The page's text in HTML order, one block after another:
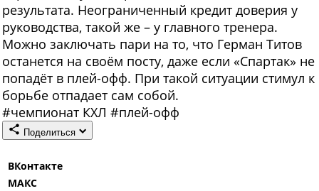
результата. Неограниченный кредит доверия у
руководства, такой же – у главного тренера.
Можно заключать пари на то, что Герман Титов
останется на своём посту, даже если «Спартак» не
попадёт в плей-офф. При такой ситуации стимул к
борьбе отпадает сам собой.
#чемпионат КХЛ #плей-офф
Поделиться
ВКонтакте
МАКС